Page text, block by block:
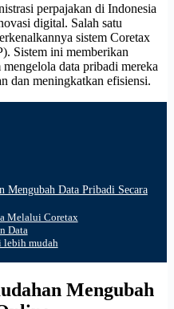
perpajakan di Indonesia
digital. Salah satu
sistem Coretax
Sistem ini memberikan
data pribadi mereka
dan meningkatkan efisiensi.
Mengubah Data Pribadi Secara
Melalui Coretax
Data
lebih mudah
Mengubah